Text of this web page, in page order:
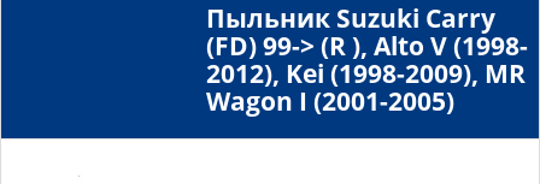
Пыльник Suzuki Carry
(FD) 99-> (R ), Alto V (1998-
2012), Kei (1998-2009), MR
Wagon I (2001-2005)